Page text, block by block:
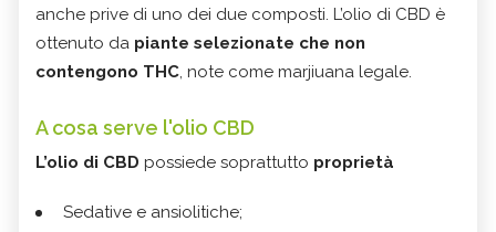
anche prive di uno dei due composti. L’olio di CBD è
ottenuto da piante selezionate che non
contengono THC, note come marjiuana legale.
A cosa serve l'olio CBD
L’olio di CBD possiede soprattutto proprietà
Sedative e ansiolitiche;